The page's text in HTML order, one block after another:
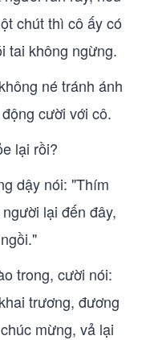
chút thì cô ấy có
tai không ngừng.
né tránh ánh
cười với cô.
lại rồi?
dậy nói: "Thím
lại đến đây,
trong, cười nói:
trương, đương
mừng, vả lại